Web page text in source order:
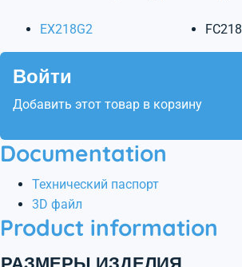
EX218G2 FC218
Войти
Добавить этот товар в корзину
Documentation
Технический паспорт
3D файл
Product information